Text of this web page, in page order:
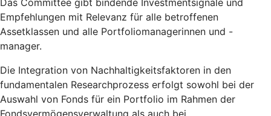
Das Committee gibt bindende Investmentsignale und
Empfehlungen mit Relevanz für alle betroffenen
Assetklassen und alle Portfoliomanagerinnen und -
manager.
Die Integration von Nachhaltigkeitsfaktoren in den
fundamentalen Researchprozess erfolgt sowohl bei der
Auswahl von Fonds für ein Portfolio im Rahmen der
Fondsvermögensverwaltung als auch bei